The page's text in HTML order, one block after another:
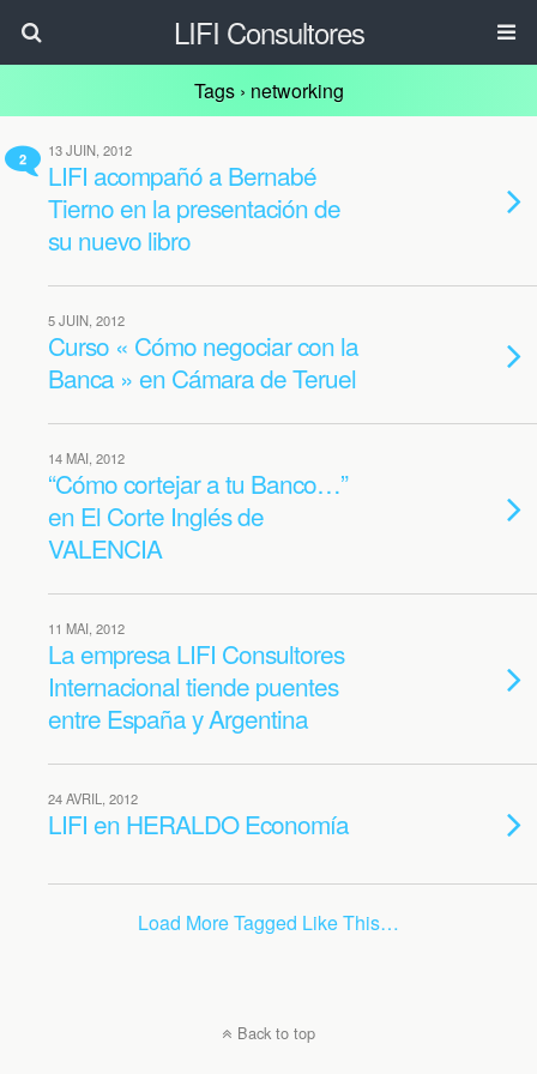
LIFI Consultores
Tags › networking
2 13 JUIN, 2012
LIFI acompañó a Bernabé
Tierno en la presentación de
su nuevo libro
5 JUIN, 2012
Curso « Cómo negociar con la
Banca » en Cámara de Teruel
14 MAI, 2012
“Cómo cortejar a tu Banco…”
en El Corte Inglés de
VALENCIA
11 MAI, 2012
La empresa LIFI Consultores
Internacional tiende puentes
entre España y Argentina
24 AVRIL, 2012
LIFI en HERALDO Economía
Load More Tagged Like This…
Back to top